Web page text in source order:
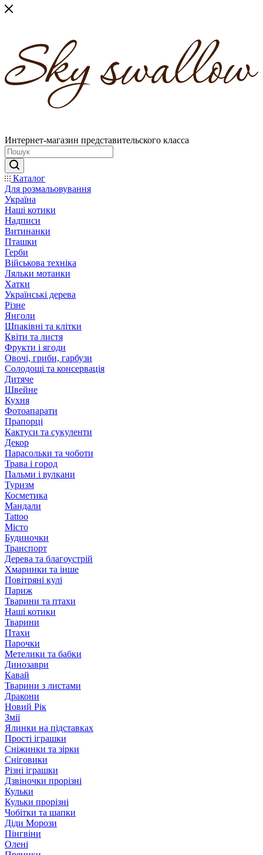
Интернет-магазин представительского класса
Каталог
Для розмальовування
Україна
Наші котики
Надписи
Витинанки
Пташки
Герби
Військова техніка
Ляльки мотанки
Хатки
Українські дерева
Різне
Янголи
Шпаківні та клітки
Квіти та листя
Фрукти і ягоди
Овочі, гриби, гарбузи
Солодощі та консервація
Дитяче
Швейне
Кухня
Фотоапарати
Прапорці
Кактуси та сукуленти
Декор
Парасольки та чоботи
Трава і город
Пальми і вулкани
Туризм
Косметика
Мандали
Tattoo
Місто
Будиночки
Транспорт
Дерева та благоустрій
Хмаринки та інше
Повітряні кулі
Париж
Тварини та птахи
Наші котики
Тварини
Птахи
Парочки
Метелики та бабки
Динозаври
Кавай
Тварини з листами
Дракони
Новий Рік
Змії
Ялинки на підставках
Прості іграшки
Сніжинки та зірки
Сніговики
Різні іграшки
Дзвіночки прорізні
Кульки
Кульки прорізні
Чобітки та шапки
Діди Морози
Пінгвіни
Олені